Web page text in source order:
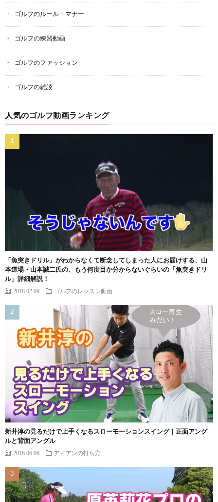
ゴルフのルール・マナー
ゴルフの練習動画
ゴルフのファッション
ゴルフの雑談
人気のゴルフ動画ランキング
「魚突きドリル」がわからなくて断念してしまった人にお届けする、山
本道場・山本誠二氏の、もう何度目か分からないぐらいの「魚突きドリ
ル」詳細解説！
2018.02.09 ゴルフのレッスン動画
新井淳の見るだけで上手くなるスローモーションスイング｜正面アング
ルと背面アングル
2016.06.06 アイアンの打ち方